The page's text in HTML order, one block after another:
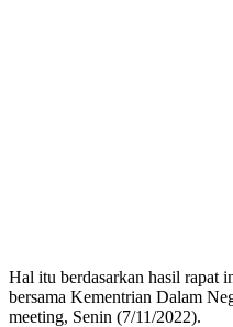
Hal itu berdasarkan hasil rapat
bersama Kementrian Dalam
meeting, Senin (7/11/2022).